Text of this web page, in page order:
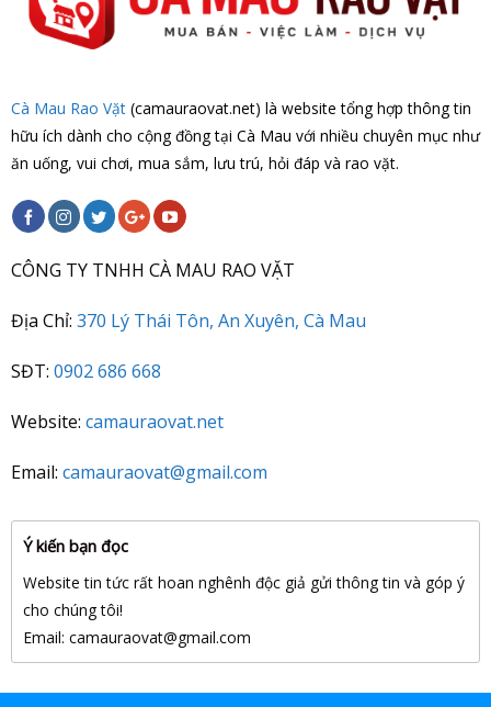
Cà Mau Rao Vặt (camauraovat.net) là website tổng hợp thông tin
hữu ích dành cho cộng đồng tại Cà Mau với nhiều chuyên mục như
ăn uống, vui chơi, mua sắm, lưu trú, hỏi đáp và rao vặt.
CÔNG TY TNHH CÀ MAU RAO VẶT
Địa Chỉ: 370 Lý Thái Tôn, An Xuyên, Cà Mau
SĐT: 0902 686 668
Website: camauraovat.net
Email: camauraovat@gmail.com
Ý kiến bạn đọc
Website tin tức rất hoan nghênh độc giả gửi thông tin và góp ý
cho chúng tôi!
Email: camauraovat@gmail.com